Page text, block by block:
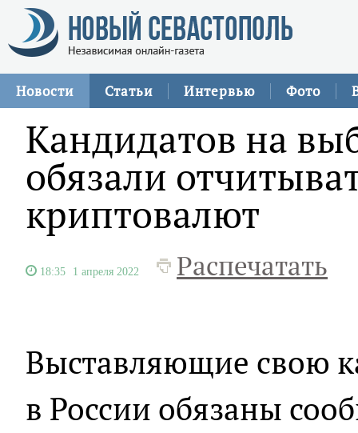
Новости Статьи Интервью Фото
Кандидатов на
обязали
криптовалют
18:35 1 апреля 2022 Распечатать
Выставляющие свою
в России обязаны